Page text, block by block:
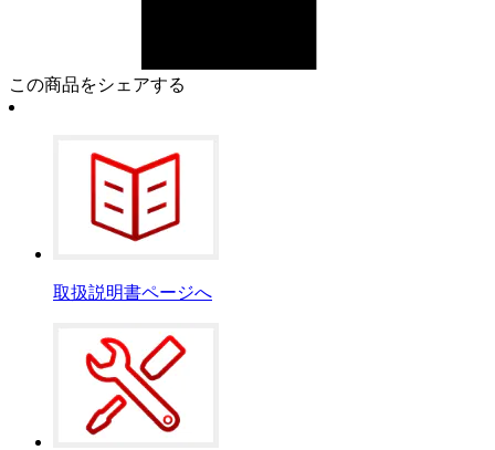
この商品をシェアする
取扱説明書ページへ